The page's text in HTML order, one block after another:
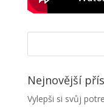
Nejnovější
Vylepši si svůj